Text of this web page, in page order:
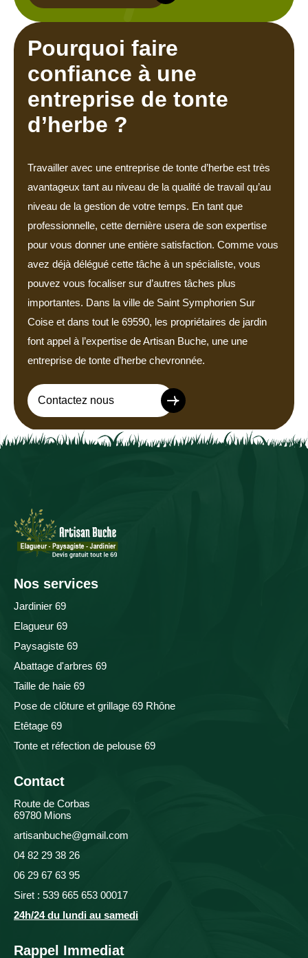
Pourquoi faire
confiance à une
entreprise de tonte
d’herbe ?
Travailler avec une entreprise de tonte d’herbe est très
avantageux tant au niveau de la qualité de travail qu’au
niveau de la gestion de votre temps. En tant que
professionnelle, cette dernière usera de son expertise
pour vous donner une entière satisfaction. Comme vous
avez déjà délégué cette tâche à un spécialiste, vous
pouvez vous focaliser sur d’autres tâches plus
importantes. Dans la ville de Saint Symphorien Sur
Coise et dans tout le 69590, les propriétaires de jardin
font appel à l’expertise de Artisan Buche, une une
entreprise de tonte d’herbe chevronnée.
Contactez nous
Nos services
Jardinier 69
Elagueur 69
Paysagiste 69
Abattage d'arbres 69
Taille de haie 69
Pose de clôture et grillage 69 Rhône
Etêtage 69
Tonte et réfection de pelouse 69
Contact
Route de Corbas
69780 Mions
artisanbuche@gmail.com
04 82 29 38 26
06 29 67 63 95
Siret : 539 665 653 00017
24h/24 du lundi au samedi
Rappel Immediat